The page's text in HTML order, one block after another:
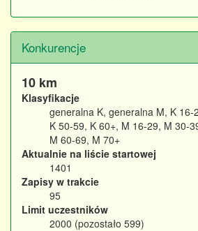
Konkurencje
10 km
Klasyfikacje
generalna K, generalna M, K 16-
K 50-59, K 60+, M 16-29, M 30-
M 60-69, M 70+
Aktualnie na liście startowej
1401
Zapisy w trakcie
95
Limit uczestników
2000 (pozostało 599)